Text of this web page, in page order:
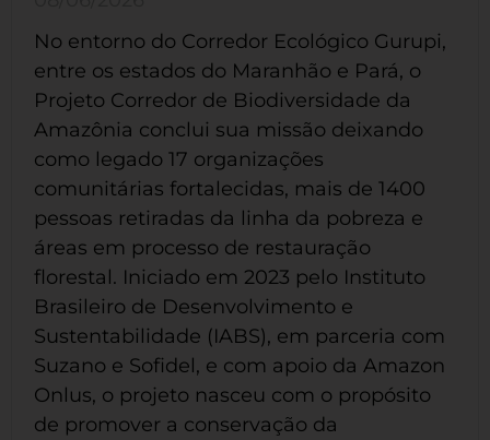
No entorno do Corredor Ecológico Gurupi,
entre os estados do Maranhão e Pará, o
Projeto Corredor de Biodiversidade da
Amazônia conclui sua missão deixando
como legado 17 organizações
comunitárias fortalecidas, mais de 1400
pessoas retiradas da linha da pobreza e
áreas em processo de restauração
florestal. Iniciado em 2023 pelo Instituto
Brasileiro de Desenvolvimento e
Sustentabilidade (IABS), em parceria com
Suzano e Sofidel, e com apoio da Amazon
Onlus, o projeto nasceu com o propósito
de promover a conservação da